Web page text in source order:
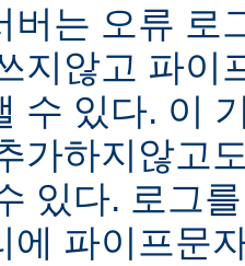
버는 오류 로
지않고 파이
수 있다. 이
가하지않고
있다. 로그
에 파이프문